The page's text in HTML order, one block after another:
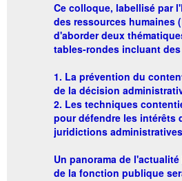
Ce colloque, labellisé par
des ressources humaines
d'aborder deux
tables-rondes incluant
1. La prévention du
de la décision
2. Les techniques
pour défendre les intérêts
juridictions
Un panorama de
de la fonction publique